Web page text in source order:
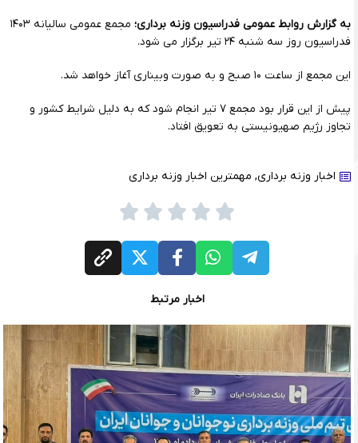
به گزارش روابط عمومی فدراسیون وزنه برداری؛
مجمع عمومی سالیانه ۱۴۰۳
فدراسیون روز سه شنبه ۲۴ تیر برگزار می شود.
این مجمع از ساعت ۱۰ صبح و به صورت وبیناری آغاز خواهد شد.
پیش از این قرار بود مجمع ۷ تیر انجام شود که به دلیل شرایط کشور و
تجاوز رژیم صهیونیستی به تعویق افتاد.
اخبار وزنه برداری, مهمترین اخبار وزنه برداری
اخبار مرتبط